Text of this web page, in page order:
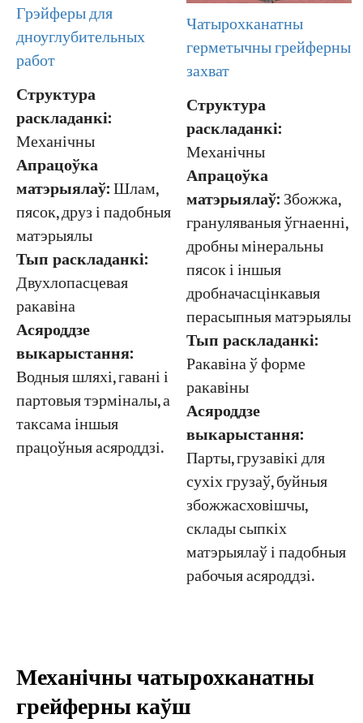
Грэйферы для
дноуглубительных
работ
Структура
раскладанкі:
Механічны
Апрацоўка
матэрыялаў:Шлам,
пясок, друз і падобныя
матэрыялы
Тып раскладанкі:
Двухлопасцевая
ракавіна
Асяроддзе
выкарыстання:
Водныя шляхі, гавані і
партовыя тэрміналы, а
таксама іншыя
працоўныя асяроддзі.
Чатырохканатны
герметычны грейферны
захват
Структура
раскладанкі:
Механічны
Апрацоўка
матэрыялаў:Збожжа,
грануляваныя ўгнаенні,
дробны мінеральны
пясок і іншыя
дробначасцінкавыя
перасыпныя матэрыялы
Тып раскладанкі:
Ракавіна ў форме
ракавіны
Асяроддзе
выкарыстання:
Парты, грузавікі для
сухіх грузаў, буйныя
збожжасховішчы,
склады сыпкіх
матэрыялаў і падобныя
рабочыя асяроддзі.
Механічны чатырохканатны
грейферны каўш